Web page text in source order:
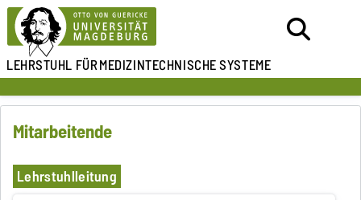
LEHRSTUHL FÜRMEDIZINTECHNISCHE SYSTEME
Mitarbeitende
Lehrstuhlleitung